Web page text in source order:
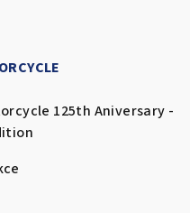
125th Aniversary -